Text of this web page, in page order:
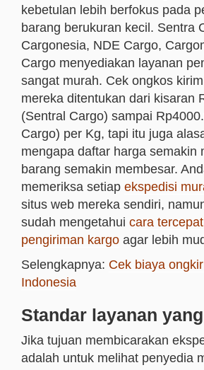
kebetulan lebih berfokus pada
barang berukuran kecil. Sentra
Cargonesia, NDE Cargo,
Cargo menyediakan layanan
sangat murah. Cek ongkos
mereka ditentukan dari kisaran
(Sentral Cargo) sampai
Cargo) per Kg, tapi itu juga
mengapa daftar harga semakin
barang semakin membesar.
memeriksa setiap ekspedisi
situs web mereka sendiri,
sudah mengetahui cara
pengiriman kargo agar lebih
Selengkapnya: Cek biaya
Indonesia
Standar layanan
Jika tujuan membicarakan
adalah untuk melihat penyedia